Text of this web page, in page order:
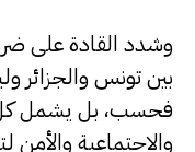
وشدد القادة على
بين تونس والجزائر
فحسب، بل يشمل كل
والاجتماعية